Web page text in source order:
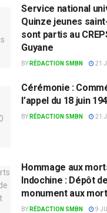
Service national
Quinze jeunes
sont partis au
Guyane
BY RÉDACTION SMBN 21
Cérémonie :
l’appel du 18 juin
BY RÉDACTION SMBN 21
Hommage aux
Indochine : Dépôt
monument aux
BY RÉDACTION SMBN 9